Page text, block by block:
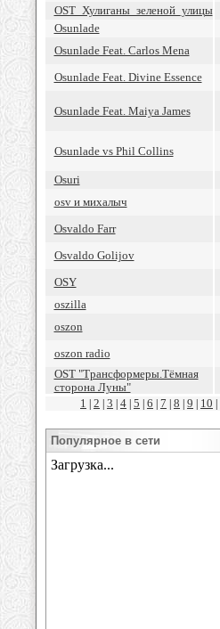
OST_Хулиганы_зеленой_улицы
Osunlade
Osunlade Feat. Carlos Mena
Osunlade Feat. Divine Essence
Osunlade Feat. Maiya James
Osunlade vs Phil Collins
Osuri
osv и михалыч
Osvaldo Farr
Osvaldo Golijov
OSY
oszilla
oszon
oszon radio
OSТ "Трансформеры.Тёмная
сторона Луны"
1 2 3 4 5 6 7 8 9 10
Популярное в сети